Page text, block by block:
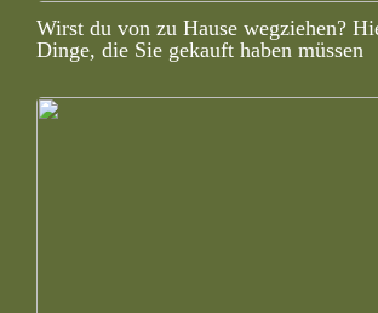
Wirst du von zu Hause wegziehen?
Dinge, die Sie gekauft haben müssen